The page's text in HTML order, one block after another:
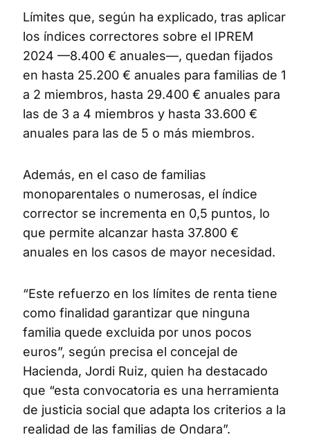
Límites que, según ha explicado, tras aplicar
los índices correctores sobre el IPREM
2024 —8.400 € anuales—, quedan fijados
en hasta 25.200 € anuales para familias de 1
a 2 miembros, hasta 29.400 € anuales para
las de 3 a 4 miembros y hasta 33.600 €
anuales para las de 5 o más miembros.
Además, en el caso de familias
monoparentales o numerosas, el índice
corrector se incrementa en 0,5 puntos, lo
que permite alcanzar hasta 37.800 €
anuales en los casos de mayor necesidad.
“Este refuerzo en los límites de renta tiene
como finalidad garantizar que ninguna
familia quede excluida por unos pocos
euros”, según precisa el concejal de
Hacienda, Jordi Ruiz, quien ha destacado
que “esta convocatoria es una herramienta
de justicia social que adapta los criterios a la
realidad de las familias de Ondara”.